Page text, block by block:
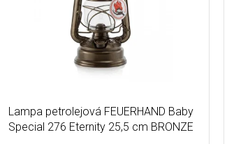
Lampa petrolejová FEUERHAND Baby
Special 276 Eternity 25,5 cm BRONZE